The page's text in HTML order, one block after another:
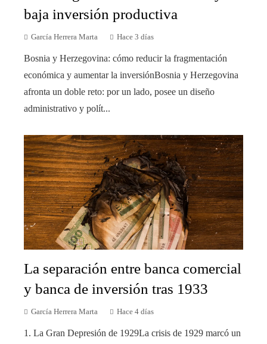
baja inversión productiva
García Herrera Marta Hace 3 días
Bosnia y Herzegovina: cómo reducir la fragmentación
económica y aumentar la inversiónBosnia y Herzegovina
afronta un doble reto: por un lado, posee un diseño
administrativo y polít...
La separación entre banca comercial
y banca de inversión tras 1933
García Herrera Marta Hace 4 días
1. La Gran Depresión de 1929La crisis de 1929 marcó un